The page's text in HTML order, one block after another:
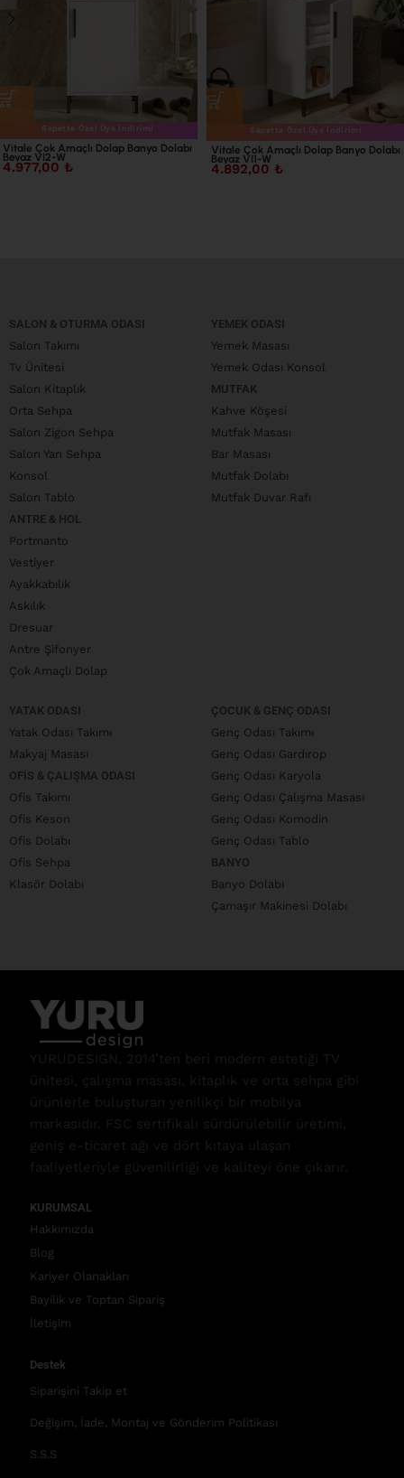
Sepette Özel Üye İndirimi
Vitale Çok Amaçlı Dolap Banyo Dolabı
Beyaz VI2-W
4.977,00 ₺
Sepette Özel Üye İndirimi
Vitale Çok Amaçlı Dolap Banyo Dolabı
Beyaz VI1-W
4.892,00 ₺
SALON & OTURMA ODASI
Salon Takımı
Tv Ünitesi
Salon Kitaplık
Orta Sehpa
Salon Zigon Sehpa
Salon Yan Sehpa
Konsol
Salon Tablo
ANTRE & HOL
Portmanto
Vestiyer
Ayakkabılık
Askılık
Dresuar
Antre Şifonyer
Çok Amaçlı Dolap
YEMEK ODASI
Yemek Masası
Yemek Odası Konsol
MUTFAK
Kahve Köşesi
Mutfak Masası
Bar Masası
Mutfak Dolabı
Mutfak Duvar Rafı
YATAK ODASI
Yatak Odası Takımı
Makyaj Masası
OFIS & ÇALIŞMA ODASI
Ofis Takımı
Ofis Keson
Ofis Dolabı
Ofis Sehpa
Klasör Dolabı
ÇOCUK & GENÇ ODASI
Genç Odası Takımı
Genç Odası Gardırop
Genç Odası Karyola
Genç Odası Çalışma Masası
Genç Odası Komodin
Genç Odası Tablo
BANYO
Banyo Dolabı
Çamaşır Makinesi Dolabı
YURUDESIGN, 2014’ten beri modern estetiği TV
ünitesi, çalışma masası, kitaplık ve orta sehpa gibi
ürünlerle buluşturan yenilikçi bir mobilya
markasıdır. FSC sertifikalı sürdürülebilir üretimi,
geniş e-ticaret ağı ve dört kıtaya ulaşan
faaliyetleriyle güvenilirliği ve kaliteyi öne çıkarır.
KURUMSAL
Hakkımızda
Blog
Kariyer Olanakları
Bayilik ve Toptan Sipariş
İletişim
Destek
Siparişini Takip et
Değişim, İade, Montaj ve Gönderim Politikası
S.S.S